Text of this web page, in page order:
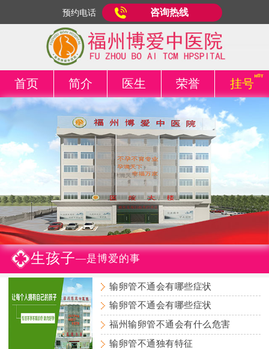
预约电话 咨询热线
首页 简介 医生 荣誉 挂号
生孩子—是博爱的事
输卵管不通会有哪些症状
输卵管不通会有哪些症状
福州输卵管不通会有什么危害
输卵管不通独有特征